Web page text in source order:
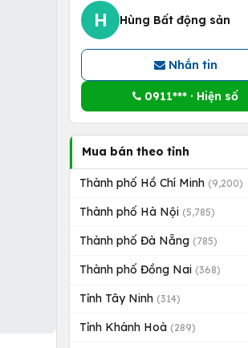
H Hùng Bất động sản
Nhắn tin
0911*** · Hiện số
Mua bán theo tỉnh
Thành phố Hồ Chí Minh (9,200)
Thành phố Hà Nội (5,785)
Thành phố Đà Nẵng (785)
Thành phố Đồng Nai (368)
Tỉnh Tây Ninh (314)
Tỉnh Khánh Hoà (289)